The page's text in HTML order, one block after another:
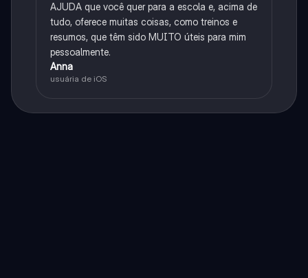
AJUDA que você quer para a escola e, acima de
tudo, oferece muitas coisas, como treinos e
resumos, que têm sido MUITO úteis para mim
pessoalmente.
Anna
usuária de iOS